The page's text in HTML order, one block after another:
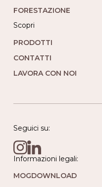
FORESTAZIONE
Scopri
PRODOTTI
CONTATTI
LAVORA CON NOI
Seguici su:
Informazioni legali:
MOGDOWNLOAD